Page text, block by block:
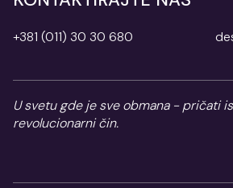
+381 (011) 30 30 680
U svetu gde je sve obmana - pričati
revolucionarni čin.